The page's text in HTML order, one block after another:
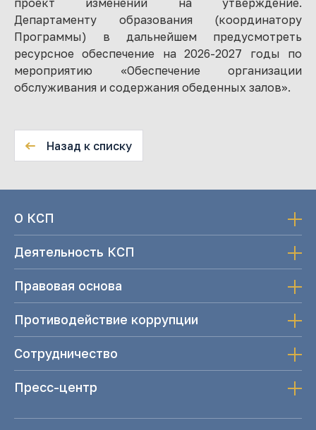
проект изменений на утверждение.
Департаменту образования (координатору
Программы) в дальнейшем предусмотреть
ресурсное обеспечение на 2026-2027 годы по
мероприятию «Обеспечение организации
обслуживания и содержания обеденных залов».
Назад к списку
О КСП
Деятельность КСП
Правовая основа
Противодействие коррупции
Сотрудничество
Пресс-центр